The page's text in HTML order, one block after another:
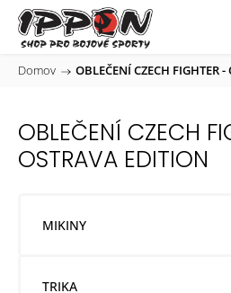
Domov / OBLEČENÍ CZECH FIGHTER
OBLEČENÍ CZECH
OSTRAVA EDITION
MIKINY
TRIKA